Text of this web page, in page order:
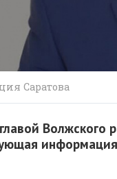
Саратова
Волжского